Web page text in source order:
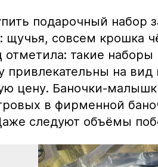
подарочный набор
совсем крошка
отметила: такие
привлекательны на
цену. Баночки-
в фирменной
следуют объёмы